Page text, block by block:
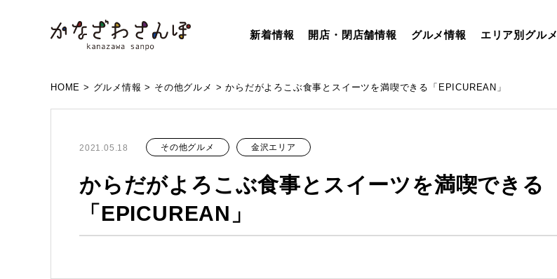
新着情報 開店・閉店舗情報 グルメ情報 エリア別グルメ
HOME > グルメ情報 > その他グルメ >からだがよろこぶ食事とスイーツを満喫できる「EPICUREAN」
2021.05.18 その他グルメ 金沢エリア
からだがよろこぶ食事とスイーツを満喫できる
「EPICUREAN」